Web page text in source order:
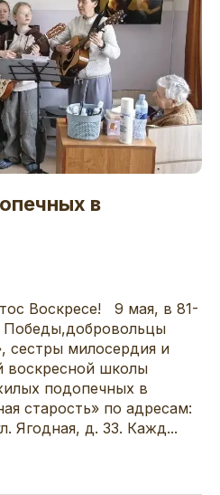
в
Воскресе! 9 мая, в 81-
сестры милосердия и
воскресной школы
подопечных в
старость» по адресам:
Ягодная, д. 33. Кажд...